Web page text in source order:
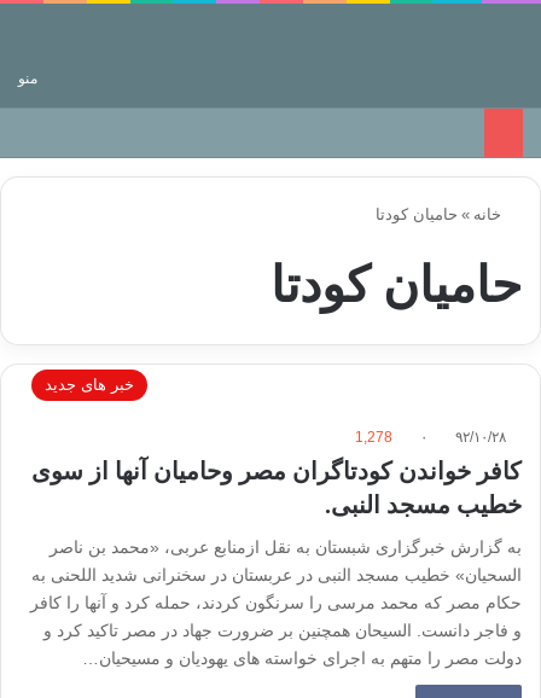
منو
خانه » حامیان کودتا
حامیان کودتا
خبر های جدید
۹۲/۱۰/۲۸ ۰ 1,278
کافر خواندن کودتاگران مصر وحامیان آنها از سوی
خطیب مسجد النبی.
به گزارش خبرگزاری شبستان به نقل ازمنابع عربی، «محمد بن ناصر
السحیان» خطیب مسجد النبی در عربستان در سخنرانی شدید اللحنی به
حکام مصر که محمد مرسی را سرنگون کردند، حمله کرد و آنها را کافر
و فاجر دانست. السیحان همچنین بر ضرورت جهاد در مصر تاکید کرد و
دولت مصر را متهم به اجرای خواسته های یهودیان و مسیحیان…